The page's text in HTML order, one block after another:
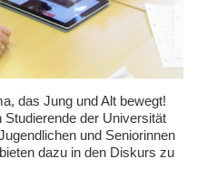
das Jung und Alt bewegt!
der Universität
und Seniorinnen
dazu in den Diskurs zu